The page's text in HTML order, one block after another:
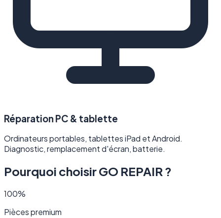
Réparation PC & tablette
Ordinateurs portables, tablettes iPad et Android.
Diagnostic, remplacement d'écran, batterie.
Pourquoi choisir GO REPAIR ?
100%
Pièces premium